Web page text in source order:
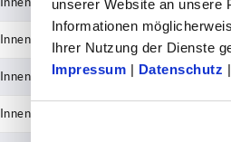
unserer Website an unsere
Informationen
Ihrer Nutzung der Dienste
Impressum | Datenschutz |
24
Innenvierkant
Innenvierkant 14 2
Innenvierkant